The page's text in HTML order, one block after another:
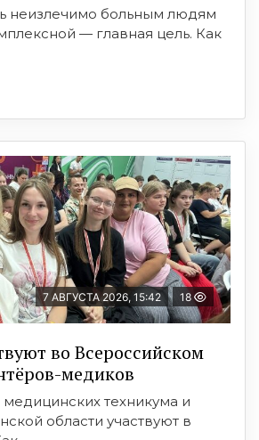
неизлечимо больным людям
— главная цель. Как
7 АВГУСТА 2026, 15:42 18
во Всероссийском
медиков
техникума и
области участвуют в